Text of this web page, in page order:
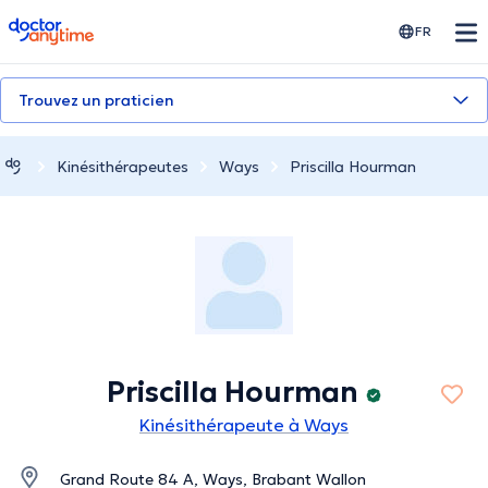
doctoranytime FR
Trouvez un praticien
Kinésithérapeutes Ways Priscilla Hourman
Priscilla Hourman
Kinésithérapeute à Ways
Grand Route 84 A, Ways, Brabant Wallon